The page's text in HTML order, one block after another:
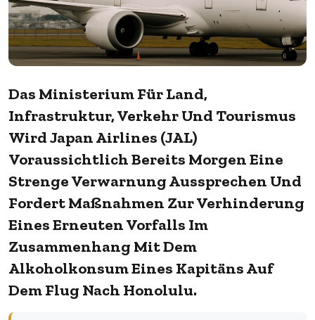
Das Ministerium Für Land,
Infrastruktur, Verkehr Und Tourismus
Wird Japan Airlines (JAL)
Voraussichtlich Bereits Morgen Eine
Strenge Verwarnung Aussprechen Und
Fordert Maßnahmen Zur Verhinderung
Eines Erneuten Vorfalls Im
Zusammenhang Mit Dem
Alkoholkonsum Eines Kapitäns Auf
Dem Flug Nach Honolulu.